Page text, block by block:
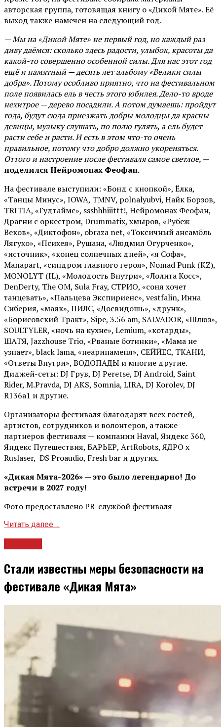
авторская группа, готовящая книгу о «Дикой Мяте». Её
выход также намечен на следующий год.
— Мы на «Дикой Мяте» не первый год, но каждый раз
диву даёмся: сколько здесь радости, улыбок, красоты да
какой-то совершенно особенной силы. Для нас этот год
ещё и памятный — десять лет альбому «Велики силы
добра». Потому особливо приятно, что на фестивальном
поле появилась ель в честь этого юбилея. Дело-то вроде
нехитрое — дерево посадили. А потом думаешь: пройдут
года, будут сюда приезжать добры молодцы да красны
девицы, музыку слушать, по полю гулять, а ель будет
расти себе и расти. И есть в этом что-то очень
правильное, потому что добро должно укореняться.
Оттого и настроение после фестиваля самое светлое, —
поделился Нейромонах Феофан.
На фестивале выступили: «Бонд с кнопкой», Ёлка,
«Танцы Минус», IOWA, TMNV, polnalyubvi, Найк Борзов,
TRITIA, «Гудтаймс», ssshhhiiittt!, Нейромонах Феофан,
Драгни с оркестром, Drummatix, хмыров, «Рубеж
Веков», «Диктофон», obraza net, «Токсичный ансамбль
Лягухо», «Психея», Рушана, «Людмил Огурченко»,
«источник», «конец солнечных дней», «я Софа»,
Manapart, «синдром главного героя», Nomad Punk (KZ),
MONOLYT (IL), «Молодость Внутри», «Лолита Косс»,
DenDerty, The OM, Sula Fray, СТРИО, «соня хочет
танцевать», «Пальцева Экспириенс», vestfalin, Инна
Сиберия, «маяк», ПИЛС, «Досвидошь», «друнк»,
«Борисовский Тракт», Sipe, 3.56 am, SALVADOR, «Шлюз»,
SOULTYLER, «ночь на кухне», Lemium, «котарды»,
ШАТЯ, Jazzhouse Trio, «Рваные ботинки», «Мама не
узнает», black lama, «неаринаменя», СЕЙЙЕС, ТКАНИ,
«Ответы Внутри», ВОДОПАДЫ и многие другие.
Диджей-сеты: DJ Грув, DJ Peretse, DJ Android, Saint
Rider, М.Pravda, DJ AKS, Somnia, LIRA, DJ Korolev, DJ
R136a1 и другие.
Организаторы фестиваля благодарят всех гостей,
артистов, сотрудников и волонтеров, а также
партнеров фестиваля — компании Haval, Яндекс 360,
Яндекс Путешествия, БАРЬЕР, ArtRobots, ЯДРО х
Ruslaser, DS Proaudio, Fresh bar и других.
«Дикая Мята-2026» — это было легендарно! До
встречи в 2027 году!
Фото предоставлено PR-службой фестиваля
Читать далее ...
Стали известны меры безопасности на
фестивале «Дикая Мята»